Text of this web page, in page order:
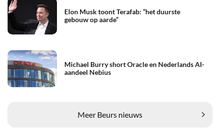
Elon Musk toont Terafab: “het duurste
gebouw op aarde”
Michael Burry short Oracle en Nederlands AI-
aandeel Nebius
Meer Beurs nieuws